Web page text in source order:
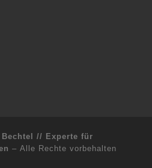
Bechtel // Experte für
– Alle Rechte vorbehalten